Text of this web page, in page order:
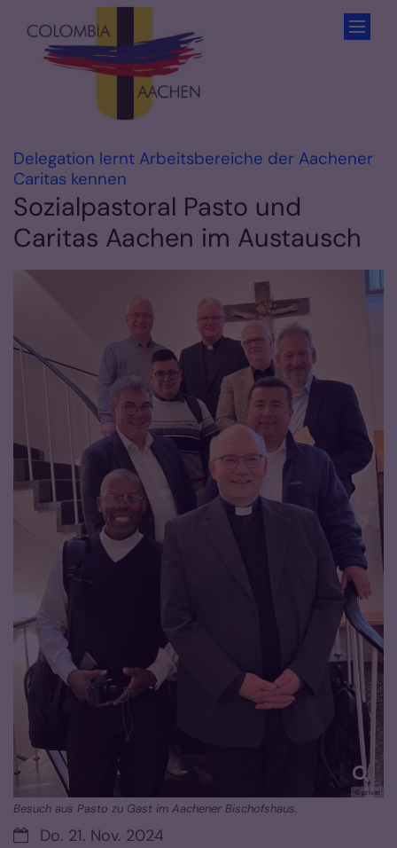
Zum Inhalt springen
Delegation lernt Arbeitsbereiche der Aachener
Caritas kennen
Sozialpastoral Pasto und
Caritas Aachen im Austausch
© privat
Besuch aus Pasto zu Gast im Aachener Bischofshaus.
Datum:Do. 21. Nov. 2024